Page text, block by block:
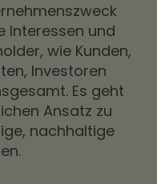
Interessen und
wie Kunden,
Investoren
Es geht
Ansatz zu
nachhaltige